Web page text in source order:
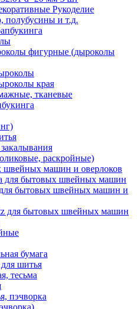
Рукоделие
полубусины и т.д.
фигурные (дыроколы
края
тканевые
раскройные)
швейных машин и оверлоков
для бытовых швейных машин
бытовых швейных машин и
для бытовых швейных машин
бумага
шитья
тесьма
пэчворка